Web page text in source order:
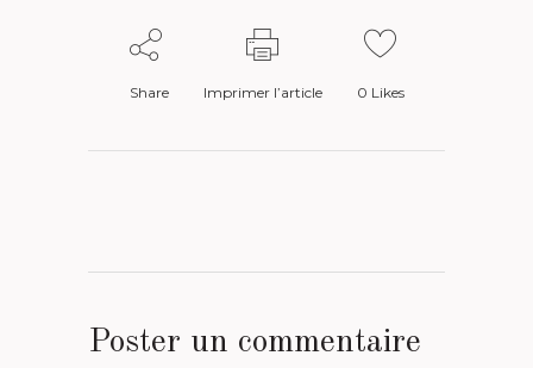
Share Imprimer l’article 0 Likes
Poster un commentaire